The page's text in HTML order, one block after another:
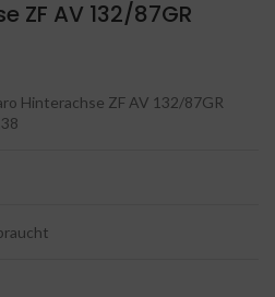
ZF AV 132/87GR
Hinterachse ZF AV 132/87GR